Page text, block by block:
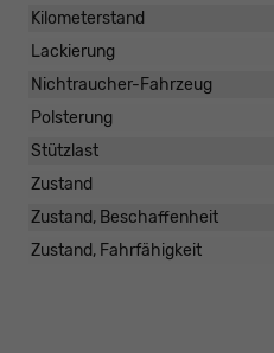
Kilometerstand
Lackierung
Nichtraucher-Fahrzeug
Polsterung
Stützlast
Zustand
Zustand, Beschaffenheit
Zustand, Fahrfähigkeit